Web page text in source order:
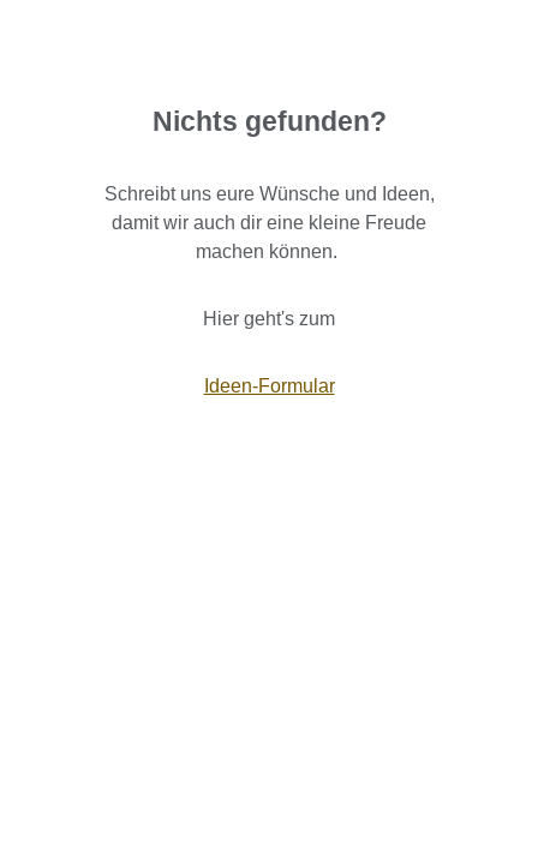
Nichts gefunden?
Schreibt uns eure Wünsche und Ideen,
damit wir auch dir eine kleine Freude
machen können.
Hier geht's zum
Ideen-Formular